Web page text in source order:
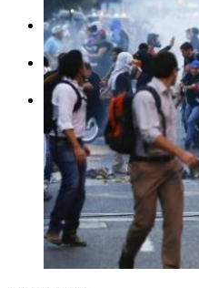
THÉORIE
CULTURE
MULTIMÉDIAS